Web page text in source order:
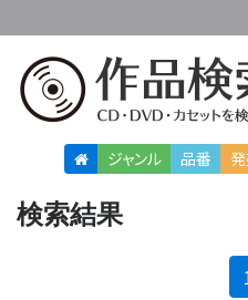
ジャンル 品番
検索結果